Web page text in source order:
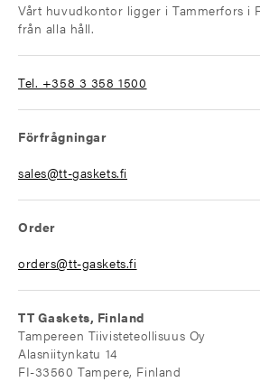
Vårt huvudkontor ligger i Tammerfors i
från alla håll.
Tel. +358 3 358 1500
Förfrågningar
sales@tt-gaskets.fi
Order
orders@tt-gaskets.fi
TT Gaskets, Finland
Tampereen Tiivisteteollisuus Oy
Alasniitynkatu 14
FI-33560 Tampere, Finland